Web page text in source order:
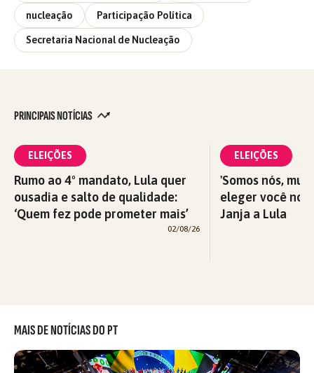
nucleação Participação Política
Secretaria Nacional de Nucleação
PRINCIPAIS NOTÍCIAS
ELEIÇÕES
Rumo ao 4º mandato, Lula quer
ousadia e salto de qualidade:
‘Quem fez pode prometer mais’
02/08/26
ELEIÇÕES
'Somos nós,
eleger você
Janja a Lula
MAIS DE NOTÍCIAS DO PT